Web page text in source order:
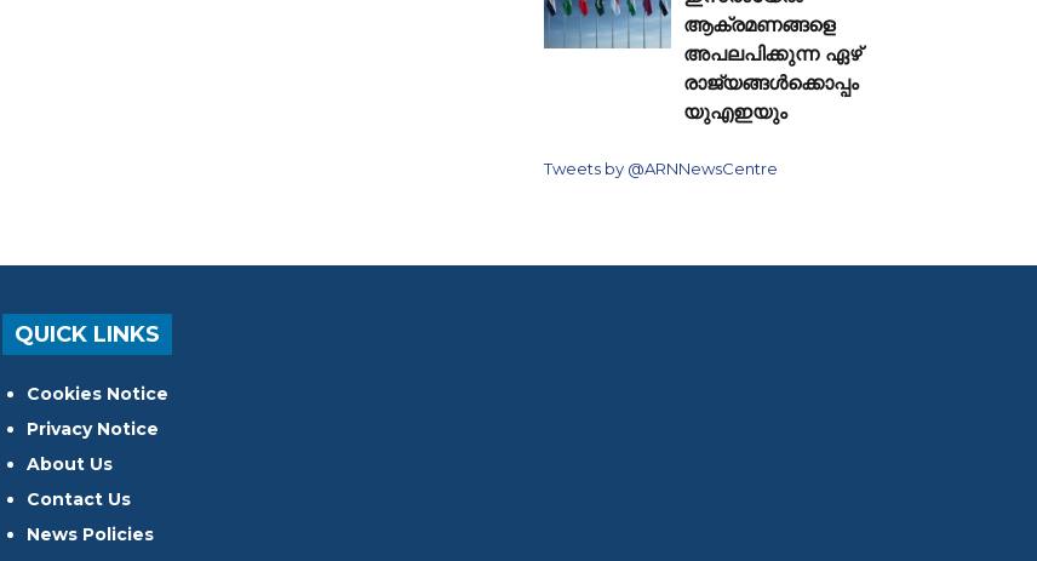
ആക്രമണങ്ങളെ
അപലപിക്കുന്ന ഏഴ്
രാജ്യങ്ങൾക്കൊപ്പം
യുഎഇയും
Tweets by @ARNNewsCentre
QUICK LINKS
Cookies Notice
Privacy Notice
About Us
Contact Us
News Policies